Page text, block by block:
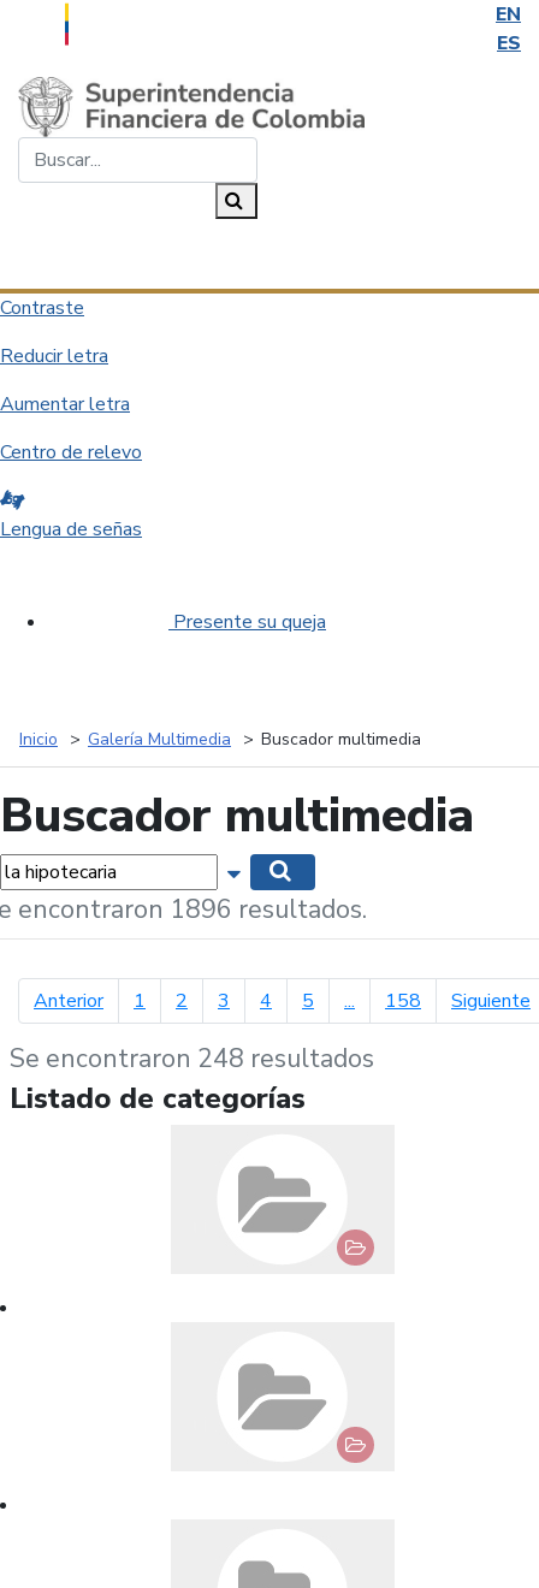
EN
ES
Saltar al contenido principal
Contraste
Reducir letra
Aumentar letra
Centro de relevo
Lengua de señas
Presente su queja
Inicio Galería Multimedia Buscador multimedia
Buscador multimedia
Mostrar opciones de búsqueda
encontraron 1896 resultados.
Anteriorpágina anterior
1 2 3 4 5 ... 158 Siguiente
Se encontraron 248 resultados
Listado de categorías